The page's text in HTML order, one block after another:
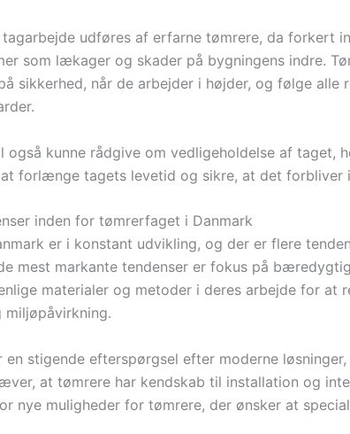
udføres af erfarne tømrere, da forkert
som lækager og skader på bygningens indre.
sikkerhed, når de arbejder i højder, og følge alle
også kunne rådgive om vedligeholdelse af taget,
forlænge tagets levetid og sikre, at det forbliver
inden for tømrerfaget i Danmark
er i konstant udvikling, og der er flere
mest markante tendenser er fokus på
materialer og metoder i deres arbejde for at
en stigende efterspørgsel efter moderne
at tømrere har kendskab til installation og
nye muligheder for tømrere, der ønsker at